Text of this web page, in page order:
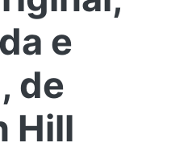
e
de
Hill